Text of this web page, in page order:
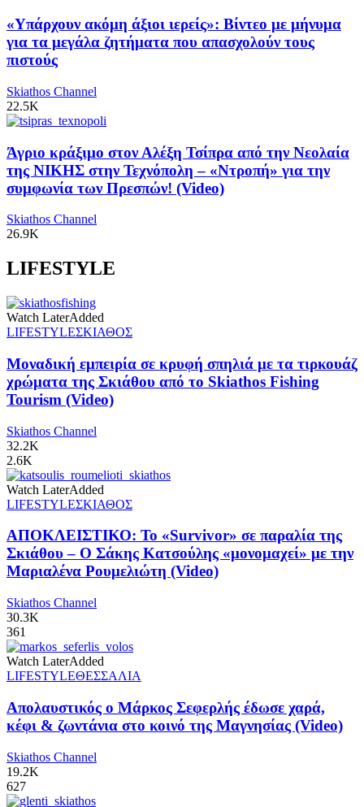
«Υπάρχουν ακόμη άξιοι ιερείς»: Βίντεο με μήνυμα
για τα μεγάλα ζητήματα που απασχολούν τους
πιστούς
Skiathos Channel
22.5K
Άγριο κράξιμο στον Αλέξη Τσίπρα από την Νεολαία
της ΝΙΚΗΣ στην Τεχνόπολη – «Ντροπή» για την
συμφωνία των Πρεσπών! (Video)
Skiathos Channel
26.9K
LIFESTYLE
Watch LaterAdded
LIFESTYLEΣΚΙΑΘΟΣ
Μοναδική εμπειρία σε κρυφή σπηλιά με τα τιρκουάζ
χρώματα της Σκιάθου από το Skiathos Fishing
Tourism (Video)
Skiathos Channel
32.2K
2.6K
Watch LaterAdded
LIFESTYLEΣΚΙΑΘΟΣ
ΑΠΟΚΛΕΙΣΤΙΚΟ: Το «Survivor» σε παραλία της
Σκιάθου – Ο Σάκης Κατσούλης «μονομαχεί» με την
Μαριαλένα Ρουμελιώτη (Video)
Skiathos Channel
30.3K
361
Watch LaterAdded
LIFESTYLEΘΕΣΣΑΛΙΑ
Απολαυστικός ο Μάρκος Σεφερλής έδωσε χαρά,
κέφι & ζωντάνια στο κοινό της Μαγνησίας (Video)
Skiathos Channel
19.2K
627